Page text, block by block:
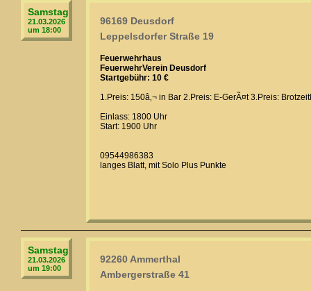
Samstag
21.03.2026
um 18:00
96169 Deusdorf
Leppelsdorfer Straße 19
Feuerwehrhaus
FeuerwehrVerein Deusdorf
Startgebühr: 10 €
1.Preis: 150â‚¬ in Bar 2.Preis: E-GerÃ¤t 3.Preis:
Einlass: 1800 Uhr
Start: 1900 Uhr
09544986383
langes Blatt, mit Solo Plus Punkte
Samstag
21.03.2026
um 19:00
92260 Ammerthal
Ambergerstraße 41